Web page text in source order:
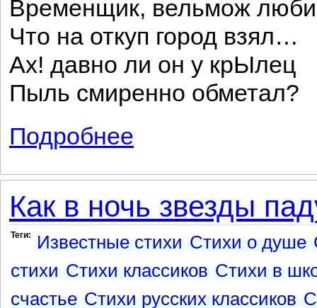
Временщик, вельмож
Что на откуп город взял…
Ах! давно ли он у крЫлец
Пыль смиренно обметал?
Подробнее
Как в ночь звезды
Теги: Известные стихи Стихи о душе
стихи Стихи классиков Стихи в
счастье Стихи русских классиков